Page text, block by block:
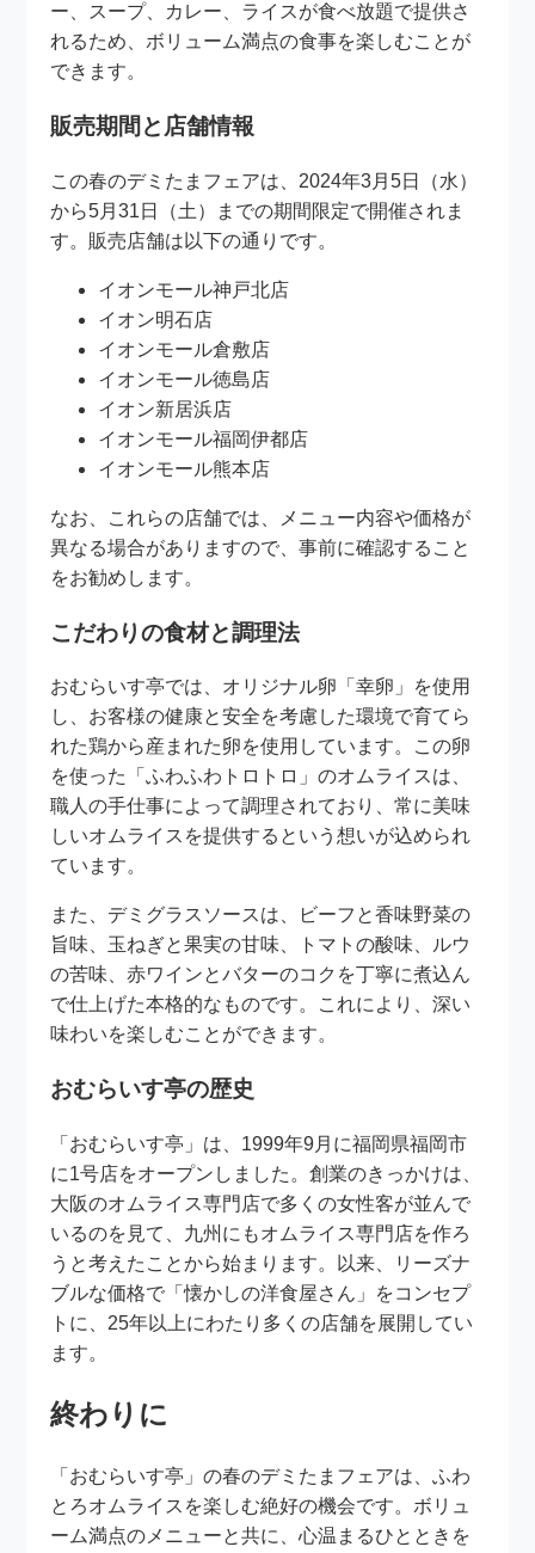
ー、スープ、カレー、ライスが食べ放題で提供さ
れるため、ボリューム満点の食事を楽しむことが
できます。
販売期間と店舗情報
この春のデミたまフェアは、2024年3月5日（水）
から5月31日（土）までの期間限定で開催されま
す。販売店舗は以下の通りです。
イオンモール神戸北店
イオン明石店
イオンモール倉敷店
イオンモール徳島店
イオン新居浜店
イオンモール福岡伊都店
イオンモール熊本店
なお、これらの店舗では、メニュー内容や価格が
異なる場合がありますので、事前に確認すること
をお勧めします。
こだわりの食材と調理法
おむらいす亭では、オリジナル卵「幸卵」を使用
し、お客様の健康と安全を考慮した環境で育てら
れた鶏から産まれた卵を使用しています。この卵
を使った「ふわふわトロトロ」のオムライスは、
職人の手仕事によって調理されており、常に美味
しいオムライスを提供するという想いが込められ
ています。
また、デミグラスソースは、ビーフと香味野菜の
旨味、玉ねぎと果実の甘味、トマトの酸味、ルウ
の苦味、赤ワインとバターのコクを丁寧に煮込ん
で仕上げた本格的なものです。これにより、深い
味わいを楽しむことができます。
おむらいす亭の歴史
「おむらいす亭」は、1999年9月に福岡県福岡市
に1号店をオープンしました。創業のきっかけは、
大阪のオムライス専門店で多くの女性客が並んで
いるのを見て、九州にもオムライス専門店を作ろ
うと考えたことから始まります。以来、リーズナ
ブルな価格で「懐かしの洋食屋さん」をコンセプ
トに、25年以上にわたり多くの店舗を展開してい
ます。
終わりに
「おむらいす亭」の春のデミたまフェアは、ふわ
とろオムライスを楽しむ絶好の機会です。ボリュ
ーム満点のメニューと共に、心温まるひとときを